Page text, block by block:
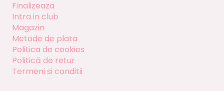
Finalizeaza
Intra in club
Magazin
Metode de plata
Politica de cookies
Politică de retur
Termeni si conditii